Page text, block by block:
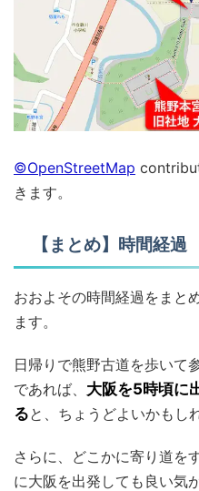
©OpenStreetMap
きます。
【まとめ】時間経過
おおよその時間経過をまと
ます。
日帰りで熊野古道を歩いて
であれば、 大阪を5時頃に
ると、ちょうどよいかもし
さらに、どこかに寄り道を
に大阪を出発しても良い気